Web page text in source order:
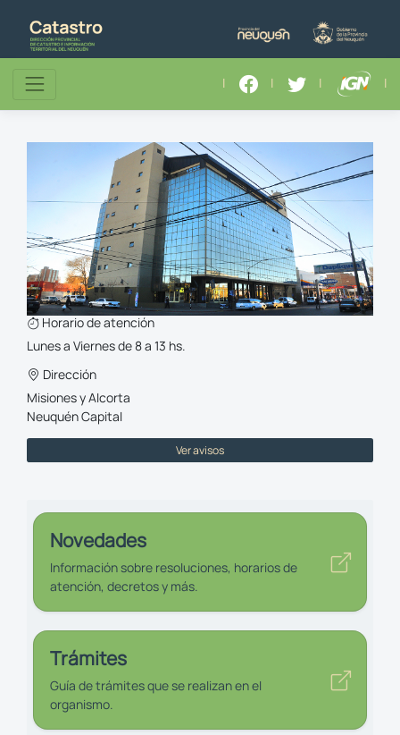
| | | |
Horario de atención
Lunes a Viernes de 8 a 13 hs.
Dirección
Misiones y Alcorta
Neuquén Capital
Ver avisos
Novedades
Información sobre resoluciones, horarios de
atención, decretos y más.
Trámites
Guía de trámites que se realizan en el
organismo.